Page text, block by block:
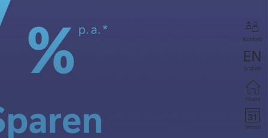
Kontakt
English
Filiale
Termin